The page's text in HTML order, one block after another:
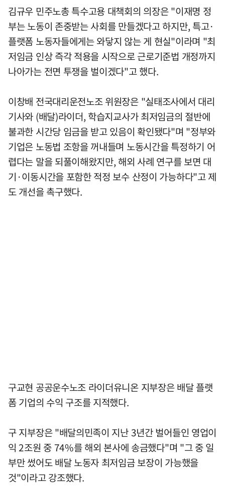
김규우 민주노총 특수고용 대책회의 의장은 "이재명 정
부는 노동이 존중받는 사회를 만들겠다고 하지만, 특고·
플랫폼 노동자들에게는 와닿지 않는 게 현실"이라며 "최
저임금 인상 즉각 적용을 시작으로 근로기준법 개정까지
나아가는 전면 투쟁을 벌이겠다"고 했다.
이창배 전국대리운전노조 위원장은 "실태조사에서 대리
기사와 (배달)라이더, 학습지교사가 최저임금의 절반에
불과한 시간당 임금을 받고 있음이 확인됐다"며 "정부와
기업은 노동법 조항을 꺼내들며 노동시간을 특정하기 어
렵다는 말을 되풀이해왔지만, 해외 사례 연구를 보면 대
기·이동시간을 포함한 적정 보수 산정이 가능하다"고 제
도 개선을 촉구했다.
구교현 공공운수노조 라이더유니온 지부장은 배달 플랫
폼 기업의 수익 구조를 지적했다.
구 지부장은 "배달의민족이 지난 3년간 벌어들인 영업이
익 2조원 중 74%를 해외 본사에 송금했다"며 "그 중 일
부만 썼어도 배달 노동자 최저임금 보장이 가능했을
것"이라고 강조했다.